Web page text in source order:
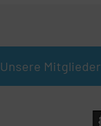
Unsere Mitglieder